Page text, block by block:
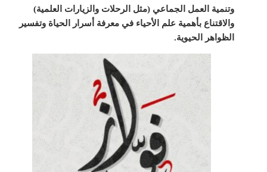
وتنمية العمل الجماعي (مثل الرحلات والزيارات العلمية)
والاقتناع بأهمية علم الأحياء في معرفة أسرار الحياة وتفسير
الظواهر الحيوية.